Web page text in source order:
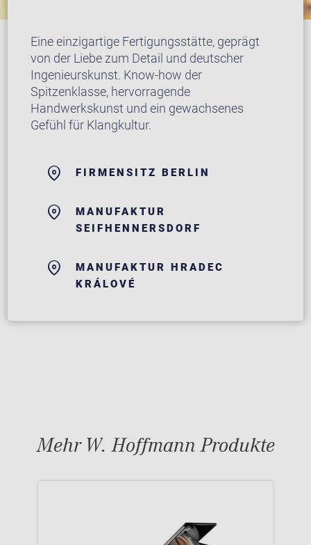
Eine einzigartige Fertigungsstätte, geprägt
von der Liebe zum Detail und deutscher
Ingenieurskunst. Know-how der
Spitzenklasse, hervorragende
Handwerkskunst und ein gewachsenes
Gefühl für Klangkultur.
FIRMENSITZ BERLIN
MANUFAKTUR
SEIFHENNERSDORF
MANUFAKTUR HRADEC
KRÁLOVÉ
Mehr W. Hoffmann Produkte